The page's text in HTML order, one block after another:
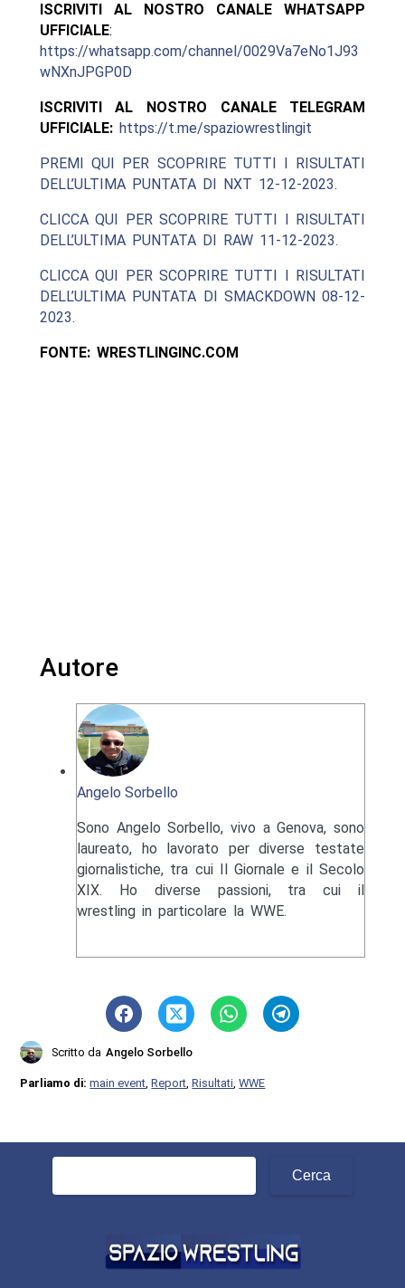
ISCRIVITI AL NOSTRO CANALE WHATSAPP
UFFICIALE:
https://whatsapp.com/channel/0029Va7eNo1J93
wNXnJPGP0D
ISCRIVITI AL NOSTRO CANALE TELEGRAM
UFFICIALE: https://t.me/spaziowrestlingit
PREMI QUI PER SCOPRIRE TUTTI I RISULTATI
DELL’ULTIMA PUNTATA DI NXT 12-12-2023.
CLICCA QUI PER SCOPRIRE TUTTI I RISULTATI
DELL’ULTIMA PUNTATA DI RAW 11-12-2023.
CLICCA QUI PER SCOPRIRE TUTTI I RISULTATI
DELL’ULTIMA PUNTATA DI SMACKDOWN 08-12-
2023.
FONTE: WRESTLINGINC.COM
Autore
Angelo Sorbello
Sono Angelo Sorbello, vivo a Genova, sono
laureato, ho lavorato per diverse testate
giornalistiche, tra cui Il Giornale e il Secolo
XIX. Ho diverse passioni, tra cui il
wrestling in particolare la WWE.
Scritto da Angelo Sorbello
Parliamo di:main event ,Report ,Risultati ,WWE